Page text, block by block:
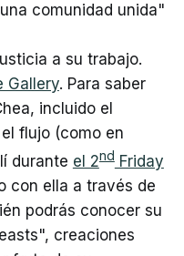
comunidad unida"
a su trabajo.
Gallery. Para saber
incluido el
flujo (como en
durante el 2ndFriday
con ella a través de
podrás conocer su
creaciones